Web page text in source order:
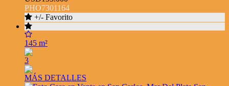
PHO7301164
+/- Favorito
145 m²
3
MÁS DETALLES